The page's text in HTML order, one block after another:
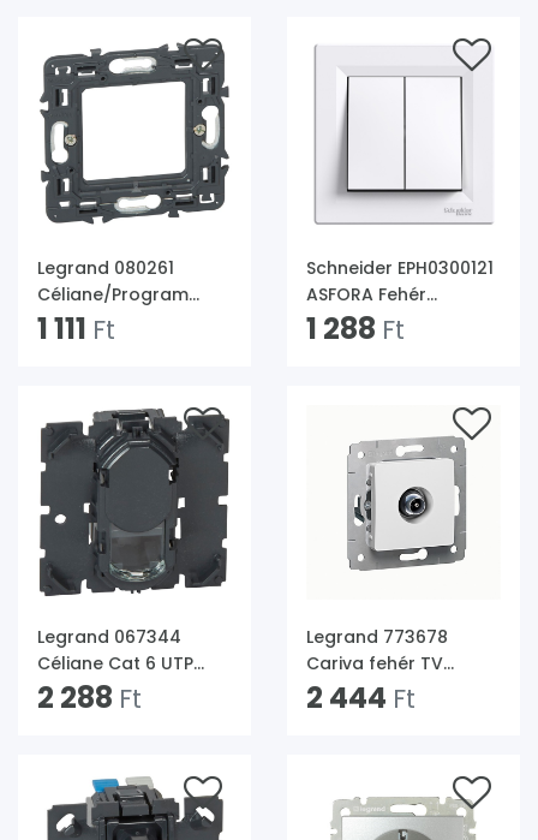
Legrand 080261
Céliane/Program
Mosaic 1-es 2 modul
1 111 Ft
Schneider EPH0300121
ASFORA Fehér
csillárkapcsoló
1 288 Ft
Legrand 067344
Céliane Cat 6 UTP
RJ45 aljzat
2 288 Ft
Legrand 773678
Cariva fehér TV
csatlakozóaljzat
2 444 Ft